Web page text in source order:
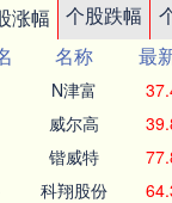
涨幅 个股跌幅
名称 最
N津富
威尔高
锴威特
科翔股份